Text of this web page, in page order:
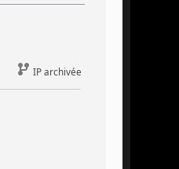
IP archivée